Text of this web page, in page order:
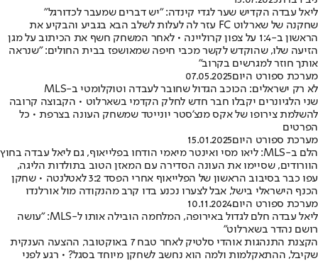
ליאל עבדה הקדיש שער לגדי קינדה: "יש דברים שמעבר לכדורגל"
שחקנה של שארלוט FC עזר לה לעלות לשלב הבא בגביע והבקיע את
הראשון ב-1:4 על צפון קרוליינה • לאחר המשחק חשף את הכיתוב על מגן
הזיעה שלו, שהוקדש לקשר מכבי חיפה שמאושפז בבית החולים: "שנראה
אותך חוזר למגרשים בקרוב"
מערכת ספורט היום07.05.2025
לא רק ישראלים: הכוכב הגדול שחובר לעבדה וטוקלומטי ב-MLS
שני הלגיונרים יקבלו חבר חדש לחלק הקדמי בשארלוט • הקבוצה קרובה
להשלמת צירופו של אקס מנצ'סטר יונייטד שמשחק העונה בצרפת • כל
הפרטים
מערכת ספורט היום15.01.2025
הלם ב-MLS: ליאו מסי ואינטר מיאמי הודחו בפלייאוף, גם ליאל עבדה בחוץ
הוורודים, שסיימו את העונה הסדירה עם המאזן הטוב בתולדות הליגה,
עפו כבר בסיבוב הראשון של הפלייאוף אחרי הפסד 3:2 לאטלנטה • שחקן
הכנף הישראלי בישל, אבל לצערו נכנע בדו קרב מהנקודה מול אורלנדו
מערכת ספורט היום10.11.2024
ליאל עבדה חלם לגדול באירופה, המלחמה הובילה אותו ל-MLS: "עושה
רושם נהדר בשארלוט"
הקצנת התנהגות אוהדי סלטיק לאחר טבח 7 באוקטובר, ההצעה הענקית
שקיבל, ההתאקלמות ולמה הוא נחשב לשחקן מיוחד בסגל? • רגע לפני